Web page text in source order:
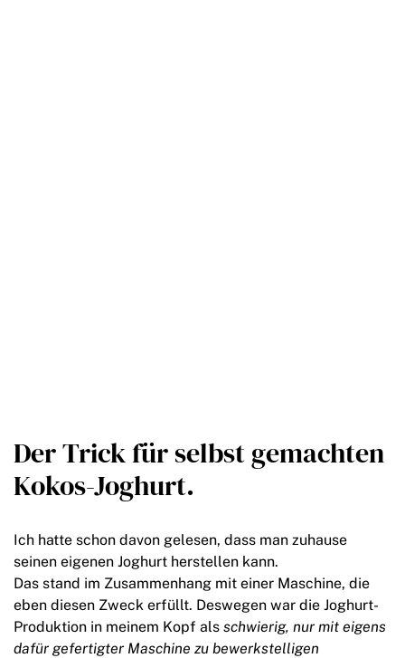
Der Trick für selbst gemachten
Kokos-Joghurt.
Ich hatte schon davon gelesen, dass man zuhause
seinen eigenen Joghurt herstellen kann.
Das stand im Zusammenhang mit einer Maschine, die
eben diesen Zweck erfüllt. Deswegen war die Joghurt-
Produktion in meinem Kopf als schwierig, nur mit eigens
dafür gefertigter Maschine zu bewerkstelligen